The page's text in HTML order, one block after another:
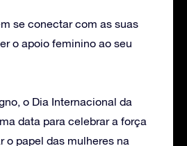
se conectar com as suas
o apoio feminino ao seu
o Dia Internacional da
data para celebrar a força
o papel das mulheres na